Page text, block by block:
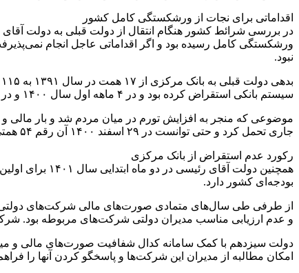
اقداماتی برای نجات از ورشکستگی کامل کشور
در بررسی شرائط کشور هنگام انتقال از دولت قبلی به دولت
ورشکستگی کامل رسیده بود و اگر اقداماتی عاجل انجام
نبود.
سیستم بانکی استقراض کرده بود و در ۴ ماهه اول سال ۱۴۰۰ و در پایان عمرش به تنهایی ۵۴ همت پول چاپ کرد تا با بی انضباطی مالی، کسری بودجه خود را رفع کند.
موضوعی که منجر به افزایش تورم در میان مردم شد و بار مالی
جاری تحمل کرد و حتی توانست در ۲۹ اسفند ۱۴۰۰ آن رقم ۵۴ همتی استقراض شده دولت قبلی را با بانک مرکزی تسویه کند.
رکورد عدم استقراض از بانک مرکزی
همچنین دولت
بودجه‌ای کشور دارد.
از طرفی طی سال‌های متمادی صورت‌های مالی شرکت‌های
و عدم ارزیابی مناسب مدیران دولتی شرکت‌های مربوطه بود.
امکان مطالبه از مدیران این شرکت‌ها و پاسخگو کردن آنها را